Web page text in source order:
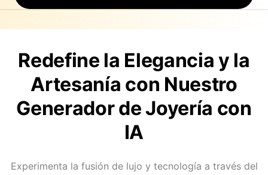
Redefine la Elegancia y la
Artesanía con Nuestro
Generador de Joyería con
IA
Experimenta la fusión de lujo y tecnología a través del